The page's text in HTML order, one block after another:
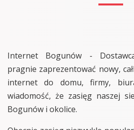
Internet Bogunów -
pragnie zaprezentować nowy,
internet do domu, firmy,
wiadomość, że zasięg naszej
Bogunów i okolice.